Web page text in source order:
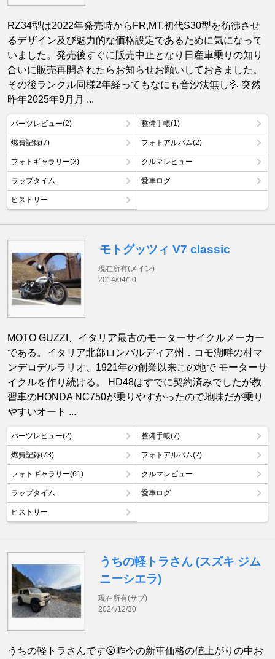
RZ34型は2022年発売時からFR,MT,初代S30型を彷彿させ
るデザイン及び魅力的な価格設定であるために気になって
いました。発売後すぐに販売中止となり日産車乗りの知り
合いに販売再開されたらお知らせお願いしておきました。
その後ランクル同様2年経ってもなにも音沙汰無し💦 突然
昨年2025年9月月 ...
パーツレビュー(2) 整備手帳(1)
燃費記録(7) フォトアルバム(2)
フォトギャラリー(3) クルマレビュー
ラップタイム 愛車ログ
ヒストリー
モトグッツィ V7 classic
現在所有(メイン)
2014/04/10
MOTO GUZZI、イタリア最古のモーターサイクルメーカー
である。イタリア北部ロンバルディア州．コモ湖畔の村マ
ンデロデルラリオ、1921年の創業以来この地で モーターサ
イクルを作り続ける。 HD48はすでに契約済みでしたが教
習車のHONDA NC750が乗りやすかったので地味だが乗り
やすいオート ...
パーツレビュー(2) 整備手帳(7)
燃費記録(73) フォトアルバム(2)
フォトギャラリー(61) クルマレビュー
ラップタイム 愛車ログ
ヒストリー
うちの軽トラさん (スズキ ジム
ニーシエラ)
現在所有(サブ)
2024/12/30
うちの軽トラさんです😮昨今の新車価格の値上がりの中お